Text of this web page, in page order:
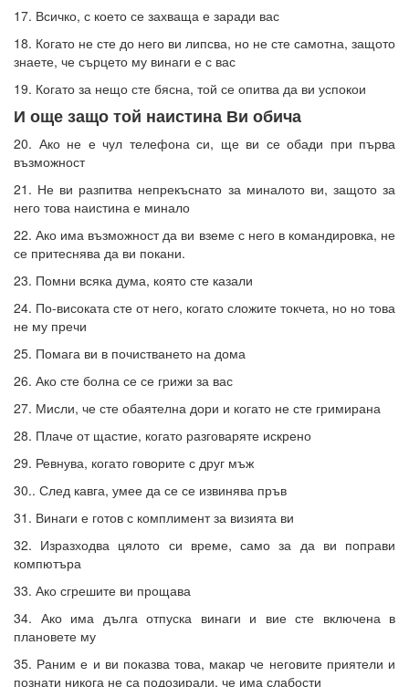
17. Всичко, с което се захваща е заради вас
18. Когато не сте до него ви липсва, но не сте самотна, защото
знаете, че сърцето му винаги е с вас
19. Когато за нещо сте бясна, той се опитва да ви успокои
И още защо той наистина Ви обича
20. Ако не е чул телефона си, ще ви се обади при първа
възможност
21. Не ви разпитва непрекъснато за миналото ви, защото за
него това наистина е минало
22. Ако има възможност да ви вземе с него в командировка, не
се притеснява да ви покани.
23. Помни всяка дума, която сте казали
24. По-високата сте от него, когато сложите токчета, но но това
не му пречи
25. Помага ви в почистването на дома
26. Ако сте болна се се грижи за вас
27. Мисли, че сте обаятелна дори и когато не сте гримирана
28. Плаче от щастие, когато разговаряте искрено
29. Ревнува, когато говорите с друг мъж
30.. След кавга, умее да се се извинява пръв
31. Винаги е готов с комплимент за визията ви
32. Изразходва цялото си време, само за да ви поправи
компютъра
33. Ако сгрешите ви прощава
34. Ако има дълга отпуска винаги и вие сте включена в
плановете му
35. Раним е и ви показва това, макар че неговите приятели и
познати никога не са подозирали, че има слабости